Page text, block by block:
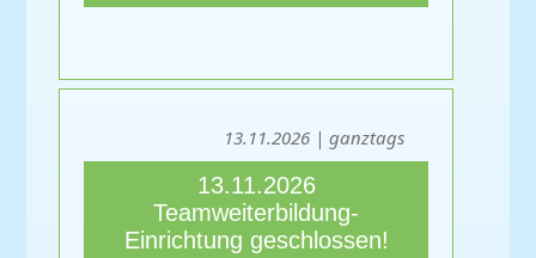
13.11.2026 | ganztags
13.11.2026
Teamweiterbildung-
Einrichtung geschlossen!